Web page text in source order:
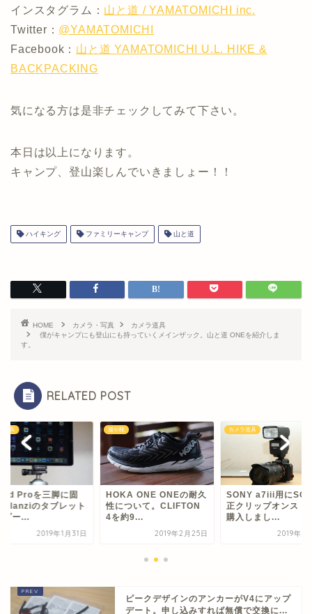
インスタグラム： 山と道 / YAMATOMICHI inc.
Twitter： @YAMATOMICHI
Facebook： 山と道 YAMATOMICHI U.L. HIKE &
BACKPACKING
気になる方は是非チェックしてみて下さい。
本日は以上になります。
キャンプ、登山楽しんでいきましょー！！
ハイキング ファミリーキャンプ 山と道
HOME カメラ・写真
カメラ道具
僕がキャンプにも登山にも持っていくメインザック。山と道 ONEを紹介しま
す。
RELATED POST
ONE ONEの耐久
ついて。CLIFTON
9...
2019年2月25日
カメラ道具
SONY a7iii用にSONY純
正クリップオンストロボ
購入しまし...
2019年1月21日
カメラ道具
【iPad Proを三脚に
定】Ulanziのタブレ
ホルダー...
2019年1
ピークデザインのアンカーがV4にアップ
デート。申し込みすれば無償で交換に...